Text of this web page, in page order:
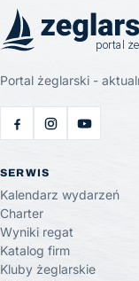
Portal żeglarski -
SERWIS
Kalendarz wydarzeń
Charter
Wyniki regat
Katalog firm
Kluby żeglarskie